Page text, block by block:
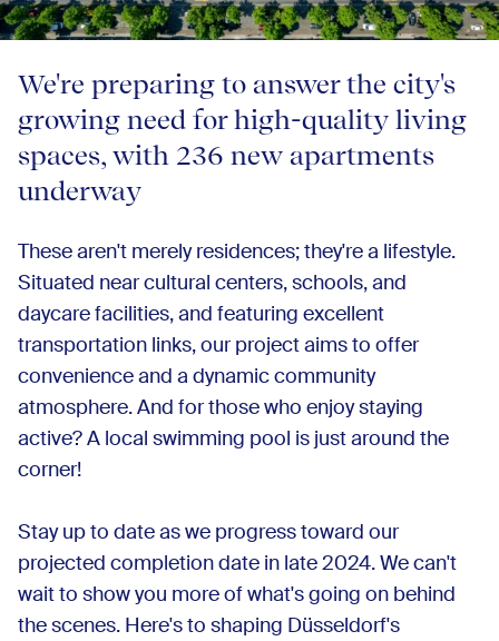
We're preparing to answer the city's
growing need for high-quality living
spaces, with 236 new apartments
underway
These aren't merely residences; they're a lifestyle.
Situated near cultural centers, schools, and
daycare facilities, and featuring excellent
transportation links, our project aims to offer
convenience and a dynamic community
atmosphere. And for those who enjoy staying
active? A local swimming pool is just around the
corner!
Stay up to date as we progress toward our
projected completion date in late 2024. We can't
wait to show you more of what's going on behind
the scenes. Here's to shaping Düsseldorf's